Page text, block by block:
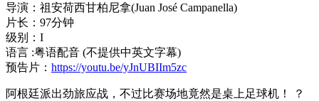
导演：祖安荷西甘柏尼拿(Juan José Campanella)
片长：97分钟
级别：I
语言 :粤语配音 (不提供中英文字幕)
预告片： https://youtu.be/yJnUBIIm5zc
阿根廷派出劲旅应战，不过比赛场地竟然是桌上足球机！ ？